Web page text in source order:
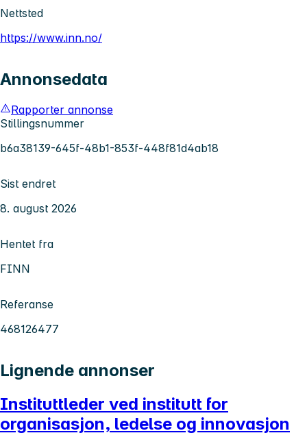
Nettsted
https://www.inn.no/
Annonsedata
Rapporter annonse
Stillingsnummer
b6a38139-645f-48b1-853f-448f81d4ab18
Sist endret
8. august 2026
Hentet fra
FINN
Referanse
468126477
Lignende annonser
Instituttleder ved institutt for
organisasjon, ledelse og innovasjon